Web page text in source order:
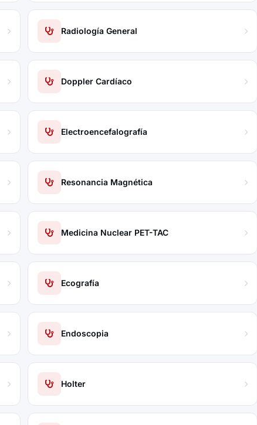
Radiología General
Doppler Cardíaco
Electroencefalografía
Resonancia Magnética
Medicina Nuclear PET-TAC
Ecografía
Endoscopia
Holter